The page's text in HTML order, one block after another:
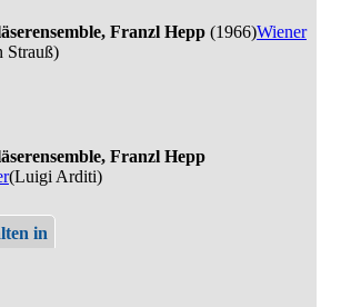
Franzl Hepp (1966)Wiener
Strauß)
Franzl Hepp
(Luigi Arditi)
in